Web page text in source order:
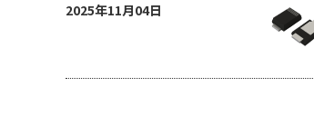
2025年11月04日